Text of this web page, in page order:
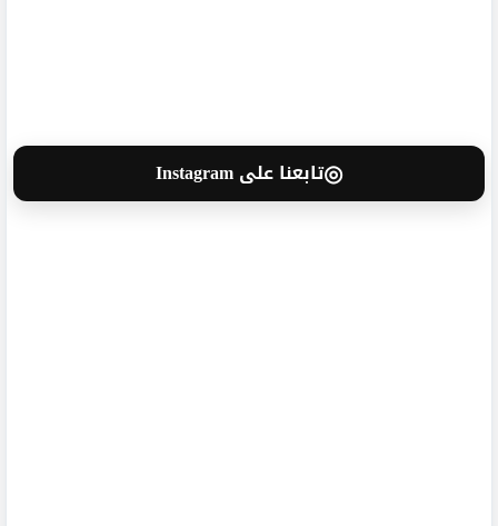
◎تابعنا على Instagram